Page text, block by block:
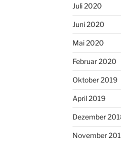
Juli 2020
Juni 2020
Mai 2020
Februar 2020
Oktober 2019
April 2019
Dezember
November